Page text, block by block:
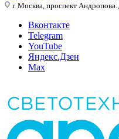
г. Москва, проспект
Вконтакте
Telegram
YouTube
Яндекс.Дзен
Max